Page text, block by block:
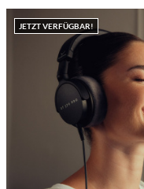
JETZT VERFÜGBAR!